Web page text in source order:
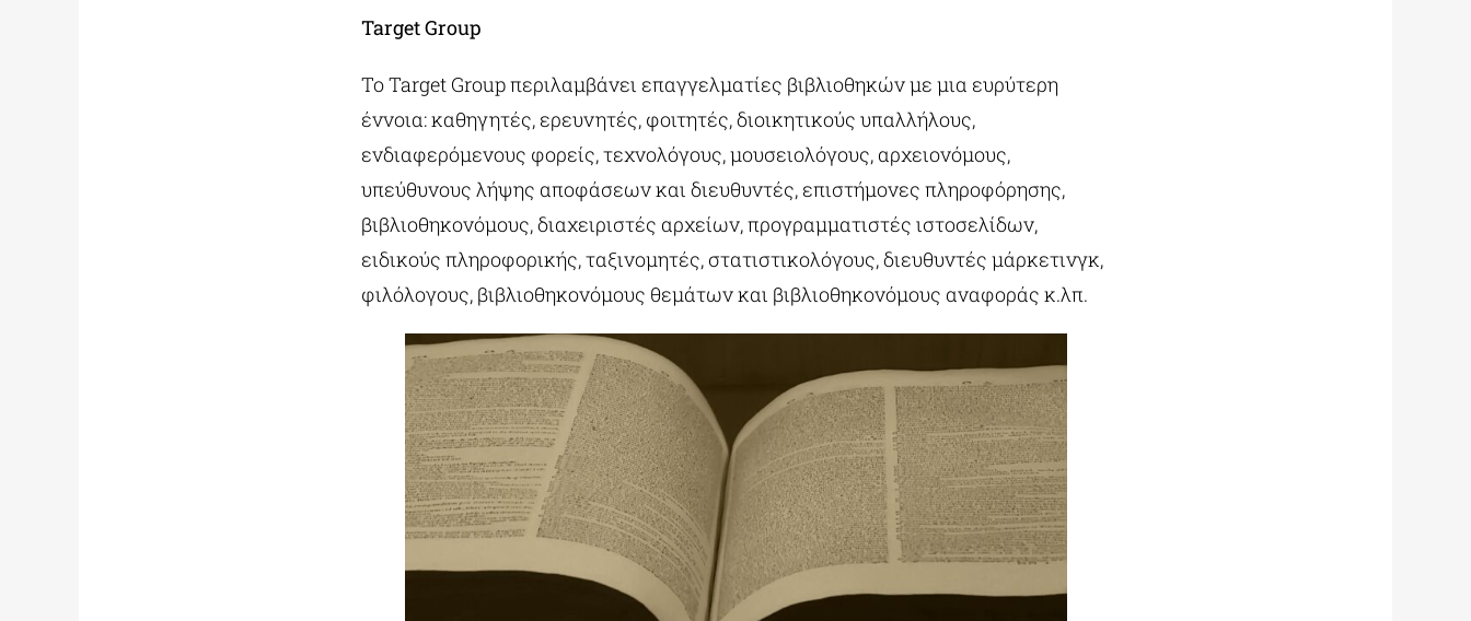
Target Group
Το Target Group περιλαμβάνει επαγγελματίες βιβλιοθηκών με μια ευρύτερη
έννοια: καθηγητές, ερευνητές, φοιτητές, διοικητικούς υπαλλήλους,
ενδιαφερόμενους φορείς, τεχνολόγους, μουσειολόγους, αρχειονόμους,
υπεύθυνους λήψης αποφάσεων και διευθυντές, επιστήμονες πληροφόρησης,
βιβλιοθηκονόμους, διαχειριστές αρχείων, προγραμματιστές ιστοσελίδων,
ειδικούς πληροφορικής, ταξινομητές, στατιστικολόγους, διευθυντές μάρκετινγκ,
φιλόλογους, βιβλιοθηκονόμους θεμάτων και βιβλιοθηκονόμους αναφοράς κ.λπ.